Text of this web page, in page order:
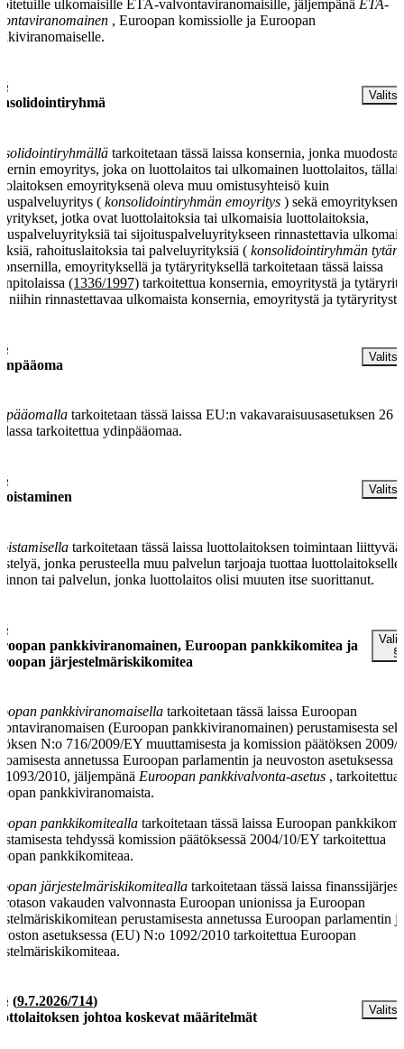
ulkomaisille ETA-valvontaviranomaisille, jäljempänä ETA-
, Euroopan komissiolle ja Euroopan
tarkoitetaan tässä laissa konsernia, jonka
emoyritys, joka on luottolaitos tai ulkomainen luottolaitos,
emoyrityksenä oleva muu omistusyhteisö kuin
( konsolidointiryhmän emoyritys ) sekä emoyrityksen
jotka ovat luottolaitoksia tai ulkomaisia luottolaitoksia,
tai sijoituspalveluyritykseen rinnastettavia
rahoituslaitoksia tai palveluyrityksiä ( konsolidointiryhmän
emoyrityksellä ja tytäryrityksellä tarkoitetaan tässä laissa
(1336/1997) tarkoitettua konsernia, emoyritystä ja
niihin rinnastettavaa ulkomaista konsernia, emoyritystä ja
tarkoitetaan tässä laissa EU:n vakavaraisuusasetuksen 26
tarkoitettua ydinpääomaa.
tarkoitetaan tässä laissa luottolaitoksen toimintaan liittyvää
jonka perusteella muu palvelun tarjoaja tuottaa luottolaitokselle
tai palvelun, jonka luottolaitos olisi muuten itse suorittanut.
pankkiviranomainen, Euroopan pankkikomitea ja
järjestelmäriskikomitea
§
pankkiviranomaisella tarkoitetaan tässä laissa Euroopan
(Euroopan pankkiviranomainen) perustamisesta
N:o 716/2009/EY muuttamisesta ja komission päätöksen 2009/
annetussa Euroopan parlamentin ja neuvoston asetuksessa
1093/2010, jäljempänä Euroopan pankkivalvonta-asetus , tarkoitettua
pankkiviranomaista.
pankkikomitealla tarkoitetaan tässä laissa Euroopan
tehdyssä komission päätöksessä 2004/10/EY tarkoitettua
pankkikomiteaa.
järjestelmäriskikomitealla tarkoitetaan tässä laissa
vakauden valvonnasta Euroopan unionissa ja Euroopan
perustamisesta annetussa Euroopan parlamentin
asetuksessa (EU) N:o 1092/2010 tarkoitettua Euroopan
(9.7.2026/714)
johtoa koskevat määritelmät